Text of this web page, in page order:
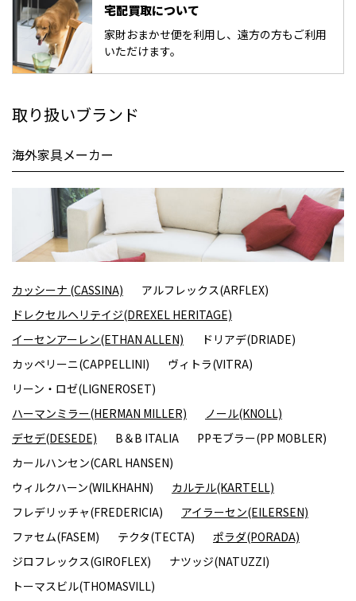
宅配買取について
家財おまかせ便を利用し、遠方の方もご利用
いただけます。
取り扱いブランド
海外家具メーカー
カッシーナ (CASSINA)
アルフレックス(ARFLEX)
ドレクセルヘリテイジ(DREXEL HERITAGE)
イーセンアーレン(ETHAN ALLEN)
ドリアデ(DRIADE)
カッペリーニ(CAPPELLINI)
ヴィトラ(VITRA)
リーン・ロゼ(LIGNEROSET)
ハーマンミラー(HERMAN MILLER)
ノール(KNOLL)
デセデ(DESEDE)
B＆B ITALIA
PPモブラー(PP MOBLER)
カールハンセン(CARL HANSEN)
ウィルクハーン(WILKHAHN)
カルテル(KARTELL)
フレデリッチャ(FREDERICIA)
アイラーセン(EILERSEN)
ファセム(FASEM)
テクタ(TECTA)
ポラダ(PORADA)
ジロフレックス(GIROFLEX)
ナツッジ(NATUZZI)
トーマスビル(THOMASVILL)